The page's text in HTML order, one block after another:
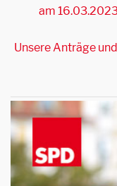
am
Unsere Anträge